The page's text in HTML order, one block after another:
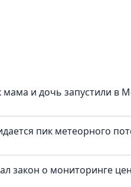
мама и дочь запустили в
пик метеорного
закон о мониторинге